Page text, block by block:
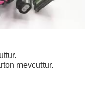
mevcuttur.